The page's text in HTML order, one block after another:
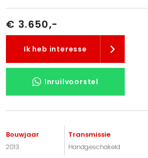
€ 3.650,-
Ik heb interesse
Inruilvoorstel
Bouwjaar
2013
Transmissie
Handgeschakeld